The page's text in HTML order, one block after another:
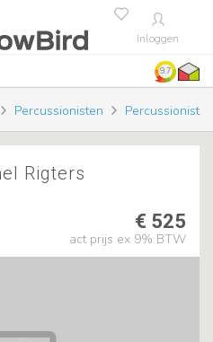
Inloggen
9.7
Percussionisten Percussionist
Rigters
€ 525
act prijs ex 9% BTW